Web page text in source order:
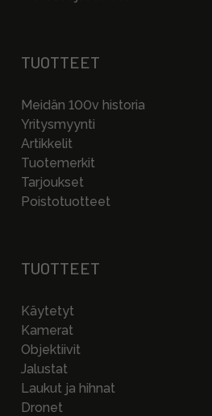
TUOTTEET
Meidän 100v historia
Yritysmyynti
Artikkelit
Tuotemerkit
Tarjoukset
Poistotuotteet
TUOTTEET
Käytetyt
Kamerat
Objektiivit
Jalustat
Laukut ja hihnat
Dronet